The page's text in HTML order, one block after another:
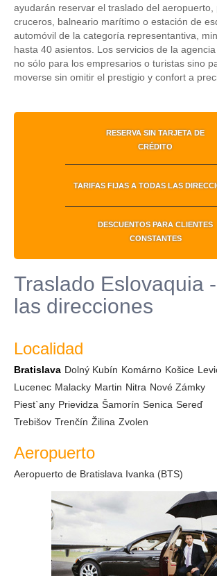
ayudarán reservar el traslado del aeropuerto,
cruceros, balneario marítimo o estación de
automóvil de la categoría representantiva,
hasta 40 asientos. Los servicios de la
no sólo para los empresarios o turistas sino
moverse sin omitir el prestigio y confort a
RESERVA SIN TARJETA DE
CRÉDITO
TARIFAS FIJAS A TODAS LAS
DESCUENTOS PARA CLIENTES
CONSTANTES
Traslado Eslovaquia
las direcciones
Localidad
Bratislava Dolný Kubín Komárno Košice
Lucenec Malacky Martin Nitra Nové Zámky
Piest`any Prievidza Šamorín Senica Sereď
Trebišov Trenčín Žilina Zvolen
Aeropuerto
Aeropuerto de Bratislava Ivanka (BTS)